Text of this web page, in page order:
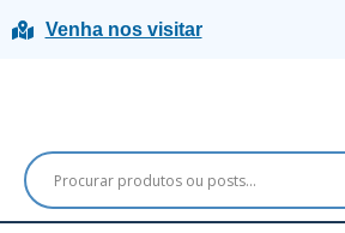
Venha nos visitar